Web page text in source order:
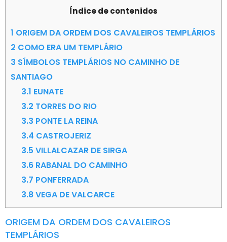
Índice de contenidos
1 ORIGEM DA ORDEM DOS CAVALEIROS TEMPLÁRIOS
2 COMO ERA UM TEMPLÁRIO
3 SÍMBOLOS TEMPLÁRIOS NO CAMINHO DE
SANTIAGO
3.1 EUNATE
3.2 TORRES DO RIO
3.3 PONTE LA REINA
3.4 CASTROJERIZ
3.5 VILLALCAZAR DE SIRGA
3.6RABANAL DO CAMINHO
3.7 PONFERRADA
3.8VEGA DE VALCARCE
ORIGEM DA ORDEM DOS CAVALEIROS
TEMPLÁRIOS